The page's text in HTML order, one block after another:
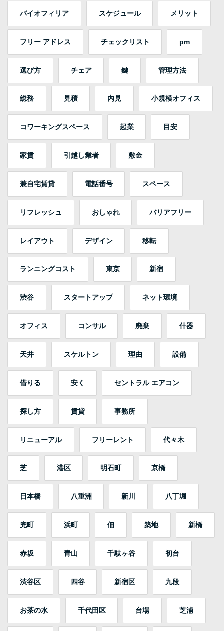
バイオフィリア スケジュール メリット
フリー アドレス チェックリスト pm
選び方 チェア 鍵 管理方法
総務 見積 内見 小規模オフィス
コワーキングスペース 起業 目安
家賃 引越し業者 敷金
兼自宅賃貸 電話番号 スペース
リフレッシュ おしゃれ バリアフリー
レイアウト デザイン 移転
ランニングコスト 東京 新宿
渋谷 スタートアップ ネット環境
オフィス コンサル 廃棄 什器
天井 スケルトン 理由 設備
借りる 安く セントラル エアコン
探し方 賃貸 事務所
リニューアル フリーレント 代々木
芝 港区 明石町 京橋
日本橋 八重洲 新川 八丁堀
兜町 浜町 佃 築地 新橋
赤坂 青山 千駄ヶ谷 初台
渋谷区 四谷 新宿区 九段
お茶の水 千代田区 台場 芝浦